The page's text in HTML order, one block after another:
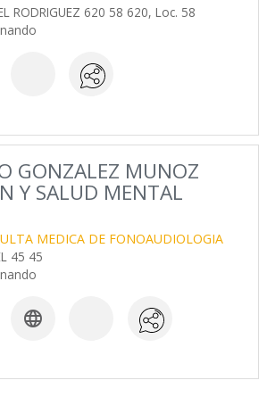
RODRIGUEZ 620 58 620, Loc. 58
GONZALEZ MUNOZ
Y SALUD MENTAL
MEDICA DE FONOAUDIOLOGIA
45 45
